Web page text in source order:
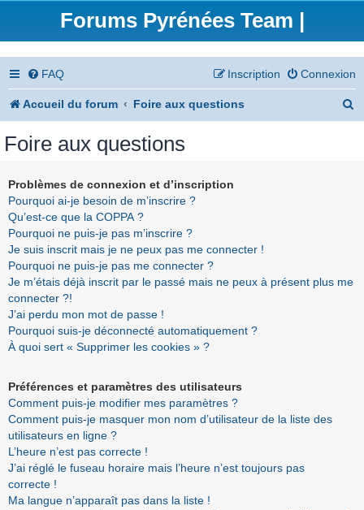
Forums Pyrénées Team |
FAQ Connexion
Inscription
Accueil du forum Foire aux questions
Foire aux questions
Problèmes de connexion et d’inscription
Pourquoi ai-je besoin de m’inscrire ?
Qu’est-ce que la COPPA ?
Pourquoi ne puis-je pas m’inscrire ?
Je suis inscrit mais je ne peux pas me connecter !
Pourquoi ne puis-je pas me connecter ?
Je m’étais déjà inscrit par le passé mais ne peux à présent plus me
connecter ?!
J’ai perdu mon mot de passe !
Pourquoi suis-je déconnecté automatiquement ?
À quoi sert « Supprimer les cookies » ?
Préférences et paramètres des utilisateurs
Comment puis-je modifier mes paramètres ?
Comment puis-je masquer mon nom d’utilisateur de la liste des
utilisateurs en ligne ?
L’heure n’est pas correcte !
J’ai réglé le fuseau horaire mais l’heure n’est toujours pas
correcte !
Ma langue n’apparaît pas dans la liste !